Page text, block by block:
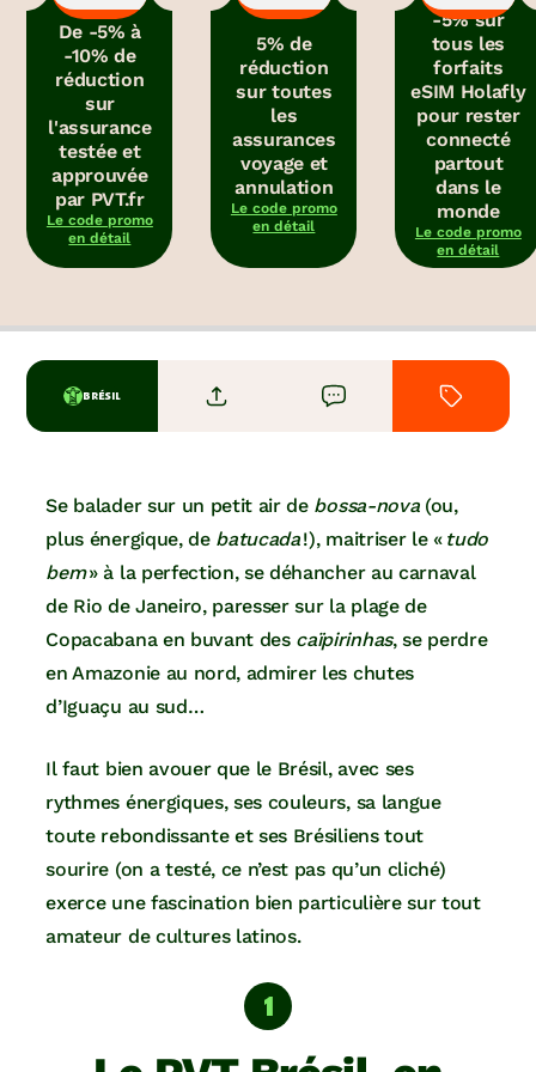
De -5% à
-10% de
réduction
sur
l'assurance
testée et
approuvée
par PVT.fr
Le code promo
en détail
5% de
réduction
sur toutes
les
assurances
voyage et
annulation
Le code promo
en détail
-5% sur
tous les
forfaits
eSIM Holafly
pour rester
connecté
partout
dans le
monde
Le code promo
en détail
BRÉSIL
Se balader sur un petit air de bossa-nova(ou,
plus énergique, de batucada!), maitriser le « tudo
bem» à la perfection, se déhancher au carnaval
de Rio de Janeiro, paresser sur la plage de
Copacabana en buvant des caïpirinhas, se perdre
en Amazonie au nord, admirer les chutes
d’Iguaçu au sud…
Il faut bien avouer que le Brésil, avec ses
rythmes énergiques, ses couleurs, sa langue
toute rebondissante et ses Brésiliens tout
sourire (on a testé, ce n’est pas qu’un cliché)
exerce une fascination bien particulière sur tout
amateur de cultures latinos.